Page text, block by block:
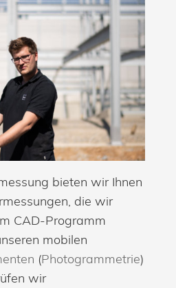
bieten wir Ihnen
die wir
CAD-Programm
mobilen
(Photogrammetrie)
wir